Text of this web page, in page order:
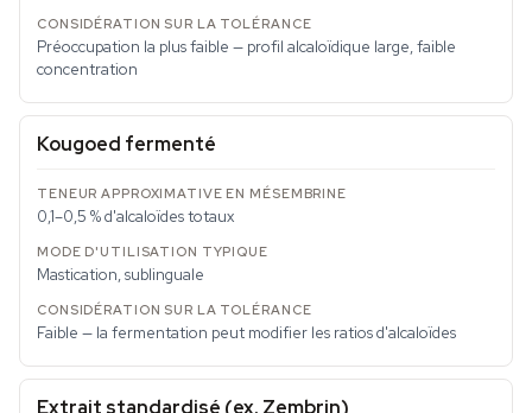
Préoccupation la plus faible — profil alcaloïdique large, faible
concentration
Kougoed fermenté
0,1–0,5 % d'alcaloïdes totaux
Mastication, sublinguale
Faible — la fermentation peut modifier les ratios d'alcaloïdes
Extrait standardisé (ex. Zembrin)